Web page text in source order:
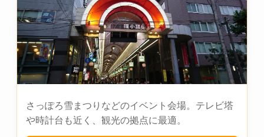
さっぽろ雪まつりなどのイベント会場。テレビ塔
や時計台も近く、観光の拠点に最適。